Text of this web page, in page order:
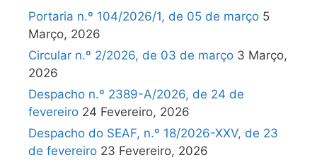
Portaria n.º 104/2026/1, de 05 de março 5
Março, 2026
Circular n.º 2/2026, de 03 de março 3 Março,
2026
Despacho n.º 2389-A/2026, de 24 de
fevereiro 24 Fevereiro, 2026
Despacho do SEAF, n.º 18/2026-XXV, de 23
de fevereiro 23 Fevereiro, 2026